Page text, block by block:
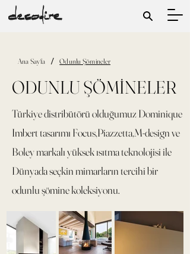
Ana Sayfa / Odunlu Şömineler
ODUNLU ŞÖMİNELER
Türkiye distribütörü olduğumuz Dominique
Imbert tasarımı Focus,Piazzetta,M-design ve
Boley markalı yüksek ısıtma teknolojisi ile
Dünyada seçkin mimarların tercihi bir
odunlu şömine koleksiyonu.